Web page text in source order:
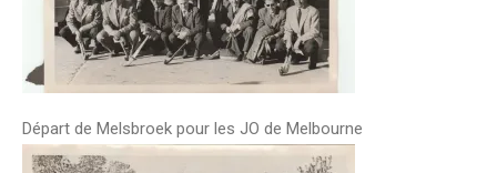
Départ de Melsbroek pour les JO de Melbourne